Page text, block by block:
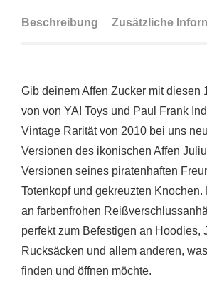
Beschreibung Zusätzliche
Gib deinem Affen Zucker mit diesen
von von YA! Toys und Paul Frank
Vintage Rarität von 2010 bei uns
Versionen des ikonischen Affen
Versionen seines piratenhaften
Totenkopf und gekreuzten
an farbenfrohen
perfekt zum Befestigen an Hoodies,
Rucksäcken und allem anderen,
finden und öffnen möchte.